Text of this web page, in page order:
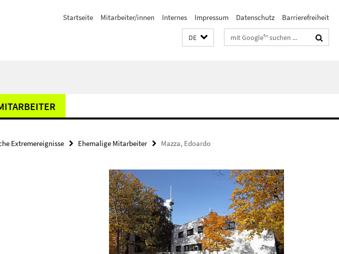
Startseite Mitarbeiter/innen Internes Impressum Datenschutz Barrierefreiheit
DE Suchbegriffe
Extremereignisse Ehemalige Mitarbeiter Mazza, Edoardo